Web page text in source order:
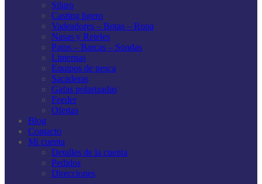
Siluro
Casting ligero
Vadeadores – Botas – Ropa
Nasas y Reteles
Patos – Barcas – Sondas
Linternas
Equipos de pesca
Sacaderas
Gafas polarizadas
Feeder
Ofertas
Blog
Contacto
Mi cuenta
Detalles de la cuenta
Pedidos
Direcciones